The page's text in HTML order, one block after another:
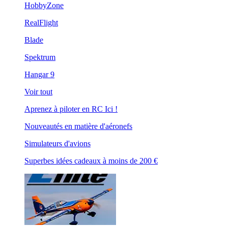
HobbyZone
RealFlight
Blade
Spektrum
Hangar 9
Voir tout
Aprenez à piloter en RC Ici !
Nouveautés en matière d'aéronefs
Simulateurs d'avions
Superbes idées cadeaux à moins de 200 €